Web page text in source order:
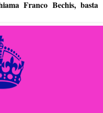
Franco Bechis, basta